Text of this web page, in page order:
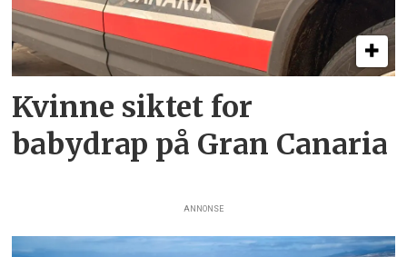
Kvinne siktet for
babydrap på Gran Canaria
ANNONSE